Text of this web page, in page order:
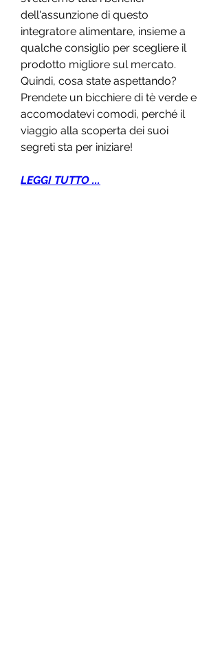
dell'assunzione di questo
integratore alimentare, insieme a
qualche consiglio per scegliere il
prodotto migliore sul mercato.
Quindi, cosa state aspettando?
Prendete un bicchiere di tè verde e
accomodatevi comodi, perché il
viaggio alla scoperta dei suoi
segreti sta per iniziare!
LEGGI TUTTO ...